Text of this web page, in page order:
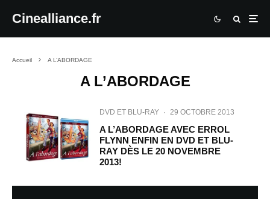
Cinealliance.fr
Accueil A L’ABORDAGE
A L’ABORDAGE
DVD ET BLU-RAY · 29 OCTOBRE 2013
A L’ABORDAGE AVEC ERROL
FLYNN ENFIN EN DVD ET BLU-
RAY DÈS LE 20 NOVEMBRE
2013!